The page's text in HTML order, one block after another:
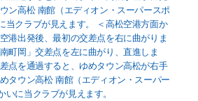
ン高松 南館（エディオン・スーパースポ
当クラブが見えます。 ＜高松空港方面か
港出発後、最初の交差点を右に曲がりま
町岡」交差点を左に曲がり、直進しま
点を通過すると、ゆめタウン高松が右手
タウン高松 南館（エディオン・スーパー
いに当クラブが見えます。